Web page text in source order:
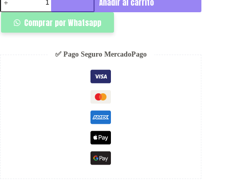
cantidad
Comprar por Whatsapp
✅ Pago Seguro MercadoPago